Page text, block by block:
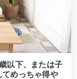
以下、または子
めっちゃ得や